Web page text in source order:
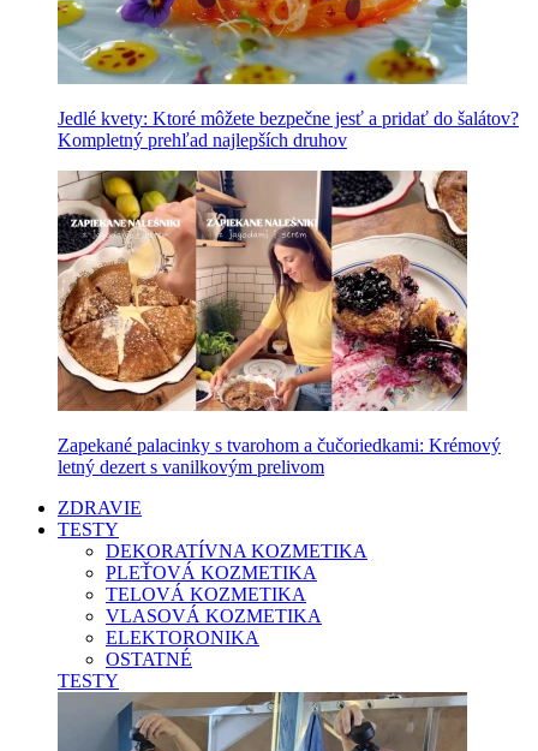
Jedlé kvety: Ktoré môžete bezpečne jesť a pridať do šalátov?
Kompletný prehľad najlepších druhov
Zapekané palacinky s tvarohom a čučoriedkami: Krémový
letný dezert s vanilkovým prelivom
ZDRAVIE
TESTY
DEKORATÍVNA KOZMETIKA
PLEŤOVÁ KOZMETIKA
TELOVÁ KOZMETIKA
VLASOVÁ KOZMETIKA
ELEKTORONIKA
OSTATNÉ
TESTY